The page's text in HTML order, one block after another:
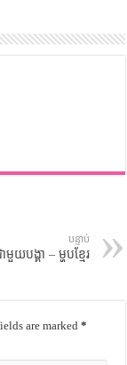
បន្ទាប់
បង្គា – ម្ហូបខ្មែរ
are marked*